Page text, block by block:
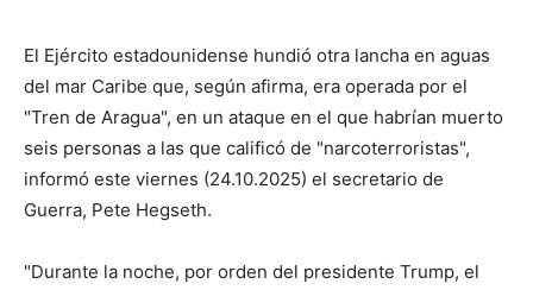
El Ejército estadounidense hundió otra lancha en aguas
del mar Caribe que, según afirma, era operada por el
"Tren de Aragua", en un ataque en el que habrían muerto
seis personas a las que calificó de "narcoterroristas",
informó este viernes (24.10.2025) el secretario de
Guerra, Pete Hegseth.
"Durante la noche, por orden del presidente Trump, el